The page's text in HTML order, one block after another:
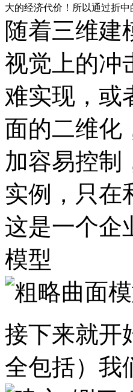
大的经济代价！所以通过折
随着三维建
视觉上的冲
难实现，或
面的二维化
加容易控制
实例，只在
这是一个企
模型
接下来就开
全包括）我